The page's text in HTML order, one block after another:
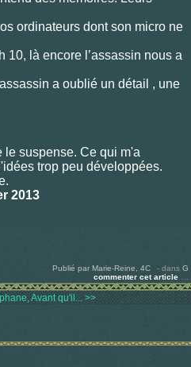
ordinateurs dont son micro ne
10, là encore l’assassin nous a
a oublié un détail , une
suspense. Ce qui m'a
trop peu développées.
2013
Publié par Marie-Reine, 4C - dans G
commenter cet article
Avant qu'il... >>